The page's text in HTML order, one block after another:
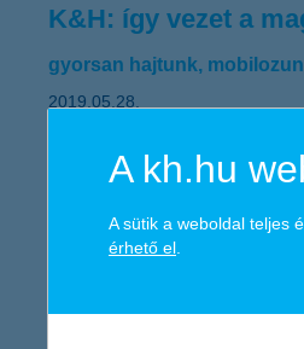
K&H: így vezet a
gyorsan hajtunk,
2019.05.28.
annál gyakrabban telefonál
sosem ül ittasan a volán mögé.
képernyőről kreatív
a K&H Cápák között
A kh.hu
A sütik a weboldal teljes
érhető el